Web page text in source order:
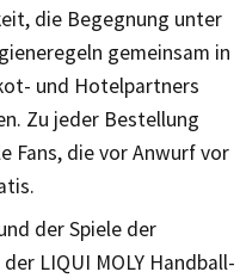
die Begegnung unter
gemeinsam in
und Hotelpartners
Zu jeder Bestellung
Fans, die vor Anwurf vor
der Spiele der
LIQUI MOLY Handball-